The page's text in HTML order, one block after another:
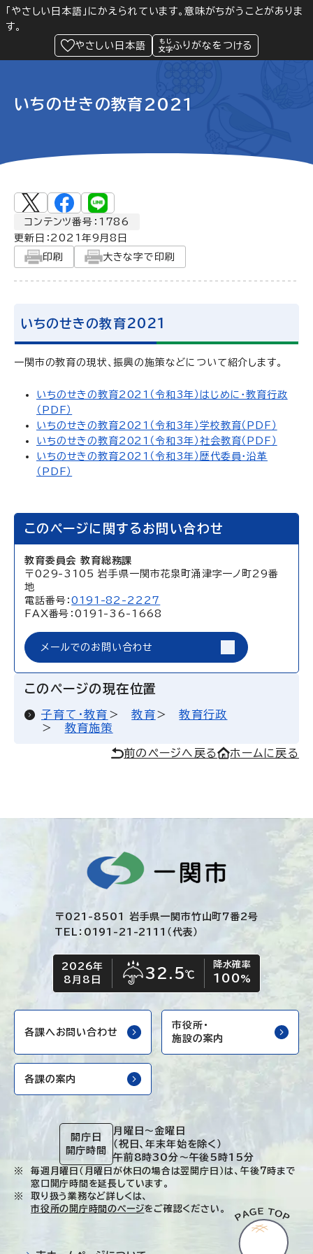
「やさしい日本語」にかえられています。意味がちがうことがありま
す。
やさしい日本語
ふりがなをつける
Language 閲覧支援
緊急情報
いちのせきの教育2021
コンテンツ番号：1786
更新日： 2021年9月8日
印刷
大きな字で印刷
いちのせきの教育2021
一関市の教育の現状、振興の施策などについて紹介します。
いちのせきの教育2021（令和3年）はじめに・教育行政
（PDF）
いちのせきの教育2021（令和3年）学校教育（PDF）
いちのせきの教育2021（令和3年）社会教育（PDF）
いちのせきの教育2021（令和3年）歴代委員・沿革
（PDF）
このページに関するお問い合わせ
教育委員会 教育総務課
〒029-3105 岩手県一関市花泉町涌津字一ノ町29番
地
電話番号：0191-82-2227
FAX番号：0191-36-1668
メールでのお問い合わせ
このページの現在位置
子育て・教育 教育
教育行政
教育施策
前のページへ戻る ホームに戻る
〒021-8501 岩手県一関市竹山町7番2号
TEL：0191-21-2111（代表）
今日の日付
2026年
8月8日
今日の天気
雨
32.5℃
降水確率
100%
各課へお問い合わせ
市役所・
施設の案内
各課の案内
開庁日
開庁時間
月曜日～金曜日
（祝日、年末年始を除く）
午前8時30分～午後5時15分
毎週月曜日（月曜日が休日の場合は翌開庁日）は、午後7時まで
窓口開庁時間を延長しています。
取り扱う業務など詳しくは、
市役所の開庁時間のページをご確認ください。